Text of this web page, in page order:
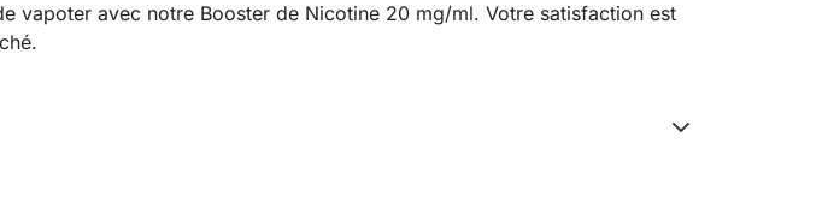
vapoter avec notre Booster de Nicotine 20 mg/ml. Votre satisfaction est